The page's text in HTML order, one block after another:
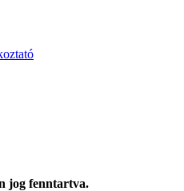
jog fenntartva.